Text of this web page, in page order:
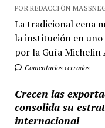
POR REDACCIÓN
La tradicional cena
la institución en uno
por la Guía Michelin
Comentarios cerrados
Crecen las
consolida su
internacional